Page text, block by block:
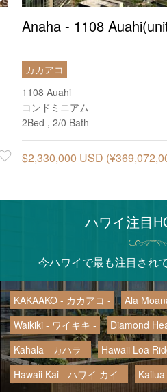
Anaha - 1108
カカアコ
1108 Auahi
コンドミニアム
2Bed , 2/0 Bath
$2,330,000 USD
ハワイ注目
今ハワイで最も注目され
KAKAAKO - カカアコ -
Ala
Waikiki - ワイキキ -
Diamond
Kahala - カハラ -
Hawaii Loa
Hawaii Kai - ハワイ カイ -